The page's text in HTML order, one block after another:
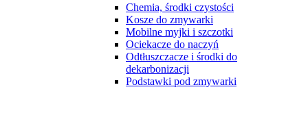
Chemia, środki czystości
Kosze do zmywarki
Mobilne myjki i szczotki
Ociekacze do naczyń
Odtłuszczacze i środki do
dekarbonizacji
Podstawki pod zmywarki